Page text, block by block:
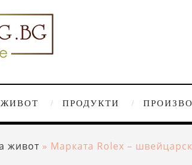
ПРОДУКТИ
живот » Марката Rolex –